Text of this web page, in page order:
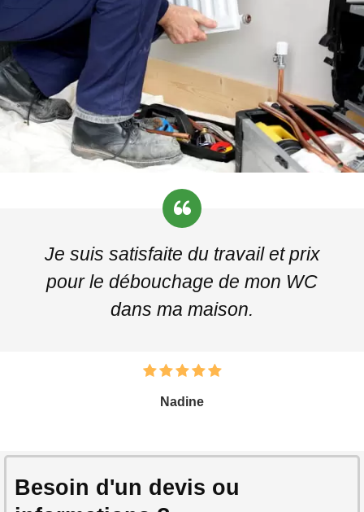
Je suis satisfaite du travail et prix
pour le débouchage de mon WC
dans ma maison.
Nadine
Besoin d'un devis ou